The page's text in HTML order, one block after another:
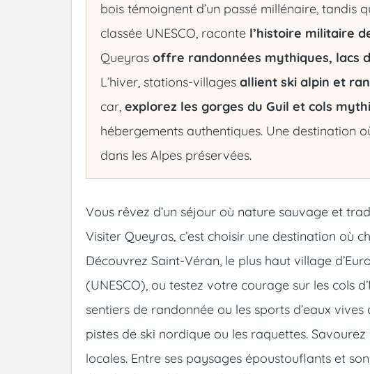
bois témoignent d’un passé millénaire, tandis
classée UNESCO, raconte l’histoire militaire
Queyras offre randonnées mythiques, lacs
L’hiver, stations-villages allient ski alpin et
car, explorez les gorges du Guil et cols
hébergements authentiques. Une destination
dans les Alpes préservées.
Vous rêvez d’un séjour où nature sauvage et
Visiter Queyras, c’est choisir une destination où
Découvrez Saint-Véran, le plus haut village
(UNESCO), ou testez votre courage sur les cols
sentiers de randonnée ou les sports d’eaux
pistes de ski nordique ou les raquettes.
locales. Entre ses paysages époustouflants et